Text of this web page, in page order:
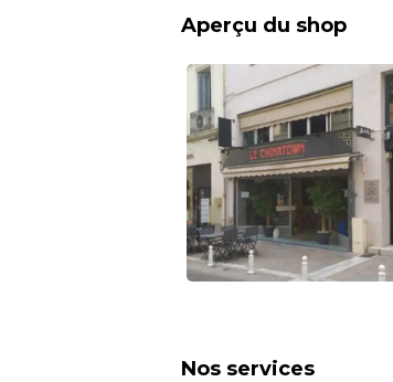
Aperçu du shop
Nos services